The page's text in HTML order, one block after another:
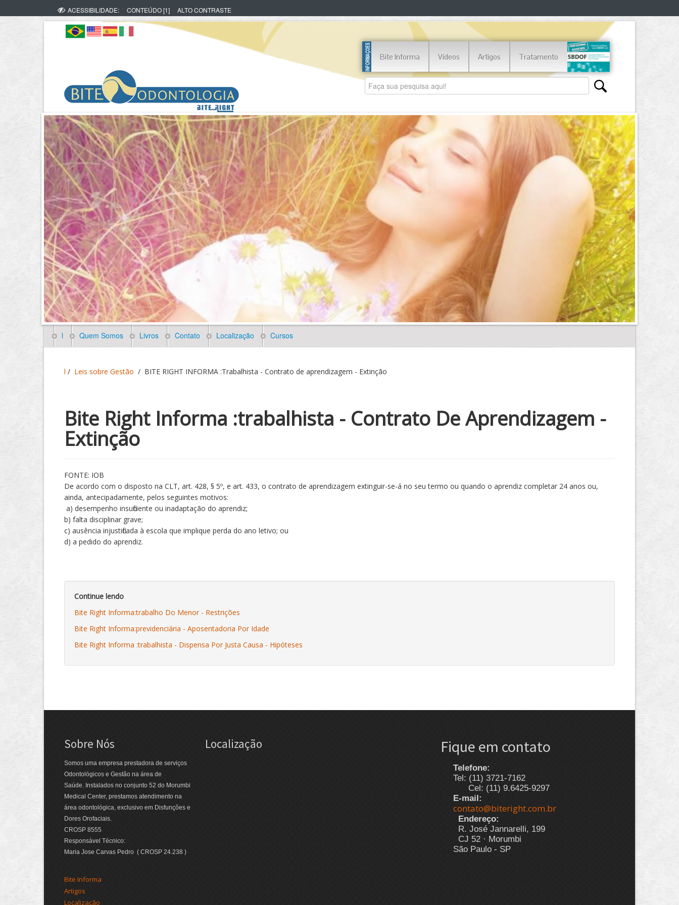
ACESSIBILIDADE: CONTEÚDO [1] ALTO CONTRASTE
Bite Informa Vídeos Artigos Tratamento
l Quem Somos Livros Contato Localização Cursos
l / Leis sobre Gestão / BITE RIGHT INFORMA :Trabalhista - Contrato de aprendizagem - Extinção
Bite Right Informa :trabalhista - Contrato De Aprendizagem -
Extinção
FONTE: IOB
De acordo com o disposto na CLT, art. 428, § 5º, e art. 433, o contrato de aprendizagem extinguir-se-á no seu termo ou quando o aprendiz completar 24 anos ou,
ainda, antecipadamente, pelos seguintes motivos:
a) desempenho insuficiente ou inadaptação do aprendiz;
b) falta disciplinar grave;
c) ausência injustificada à escola que implique perda do ano letivo; ou
d) a pedido do aprendiz.
Continue lendo
Bite Right Informa:trabalho Do Menor - Restrições
Bite Right Informa:previdenciária - Aposentadoria Por Idade
Bite Right Informa :trabalhista - Dispensa Por Justa Causa - Hipóteses
Sobre Nós
Somos uma empresa prestadora de serviços
Odontológicos e Gestão na área de
Saúde. Instalados no conjunto 52 do Morumbi
Medical Center, prestamos atendimento na
área odontológica, exclusivo em Disfunções e
Dores Orofaciais.
CROSP 8555
Responsável Técnico:
Maria Jose Carvas Pedro ( CROSP 24.238 )
Bite Informa
Artigos
Localização
Localização Fique em contato
Telefone:
Tel: (11) 3721-7162
Cel: (11) 9.6425-9297
E-mail:
contato@biteright.com.br
Endereço:
R. José Jannarelli, 199
CJ 52 · Morumbi
São Paulo - SP